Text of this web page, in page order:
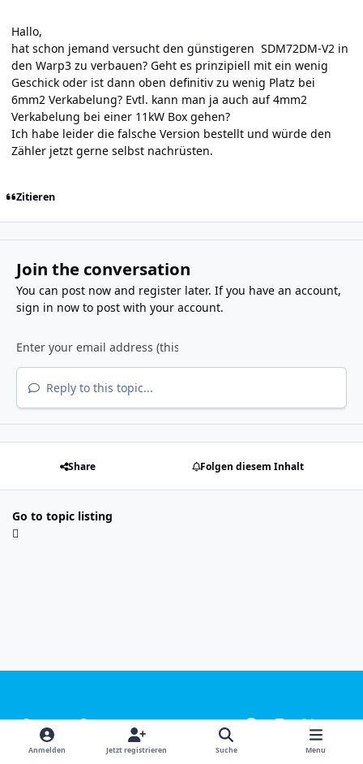
Hallo,
hat schon jemand versucht den günstigeren SDM72DM-V2 in
den Warp3 zu verbauen? Geht es prinzipiell mit ein wenig
Geschick oder ist dann oben definitiv zu wenig Platz bei
6mm2 Verkabelung? Evtl. kann man ja auch auf 4mm2
Verkabelung bei einer 11kW Box gehen?
Ich habe leider die falsche Version bestellt und würde den
Zähler jetzt gerne selbst nachrüsten.
Zitieren
Join the conversation
You can post now and register later. If you have an account,
sign in nowto post with your account.
Reply to this topic...
Share Folgen diesem Inhalt
Go to topic listing
Light ModeDark ModeSystem Preference
f
c
i
x
y
o
u
Sprachen Design Datenschutzerklärung Kontakt
Anmelden Jetzt registrieren Suche Menu